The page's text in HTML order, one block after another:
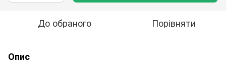
До обраного Порівняти
Опис